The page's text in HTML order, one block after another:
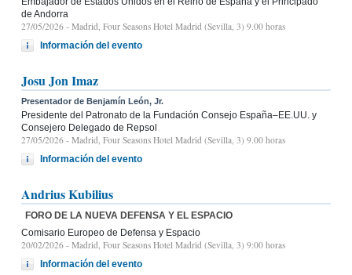
de Andorra
27/05/2026 - Madrid, Four Seasons Hotel Madrid (Sevilla, 3) 9.00 horas
Información del evento
Josu Jon Imaz
Presentador de Benjamín León, Jr.
Presidente del Patronato de la Fundación Consejo España–EE.UU. y
Consejero Delegado de Repsol
27/05/2026 - Madrid, Four Seasons Hotel Madrid (Sevilla, 3) 9.00 horas
Información del evento
Andrius Kubilius
FORO DE LA NUEVA DEFENSA Y EL ESPACIO
Comisario Europeo de Defensa y Espacio
20/02/2026 - Madrid, Four Seasons Hotel Madrid (Sevilla, 3) 9:00 horas
Información del evento